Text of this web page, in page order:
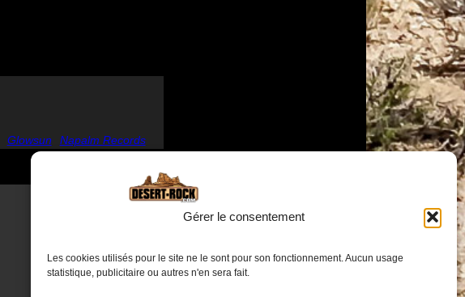
Gérer le consentement
Les cookies utilisés pour le site ne le sont pour son fonctionnement. Aucun usage
statistique, publicitaire ou autres n'en sera fait.
Glowsun Napalm Records